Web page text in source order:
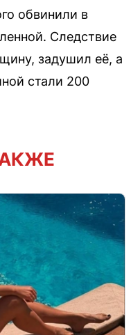
обвинили в
Следствие
задушил её, а
стали 200